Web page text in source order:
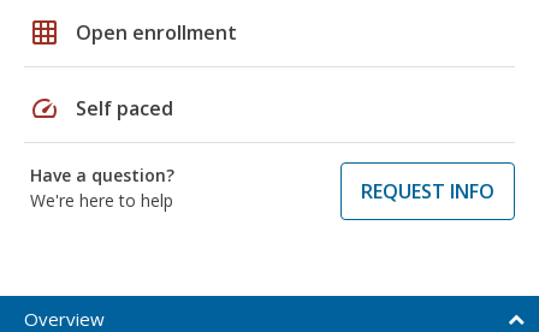
grid_on Open enrollment
speed Self paced
Have a question?
We're here to help
REQUEST INFO
Overview